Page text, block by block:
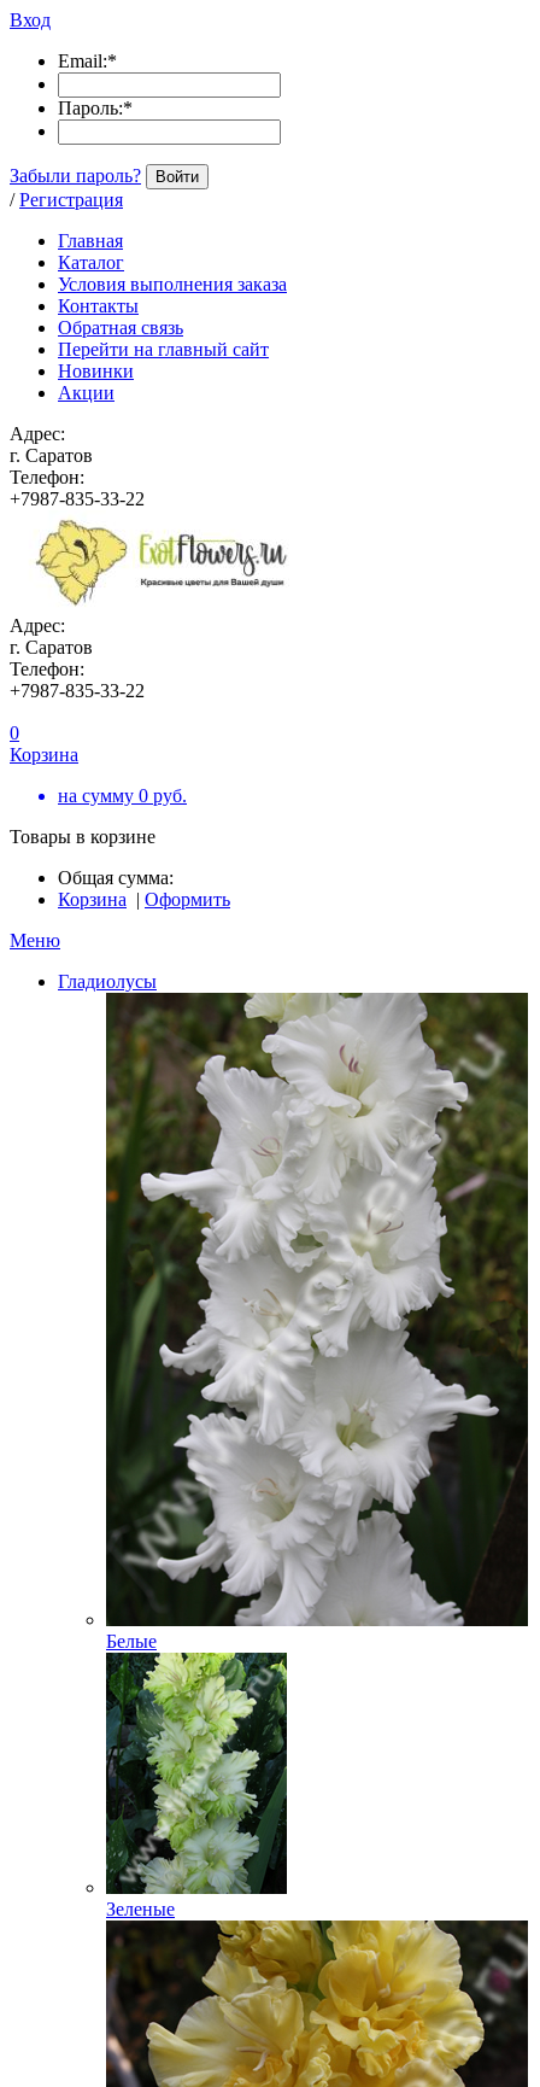
Вход
Email:*
Пароль:*
Забыли пароль? Войти
/ Регистрация
Главная
Каталог
Условия выполнения заказа
Контакты
Обратная связь
Перейти на главный сайт
Новинки
Акции
Адрес:
г. Саратов
Телефон:
+7987-835-33-22
Адрес:
г. Саратов
Телефон:
+7987-835-33-22
0
Корзина
на сумму 0 руб.
Товары в корзине
Общая сумма:
Корзина | Оформить
Меню
Гладиолусы
Белые
Зеленые